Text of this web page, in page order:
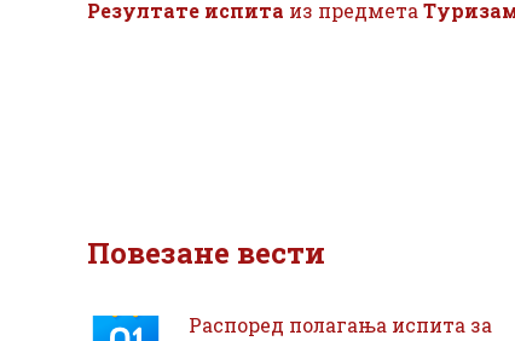
Резултате испита из предмета
Повезане вести
Распоред полагања испита за